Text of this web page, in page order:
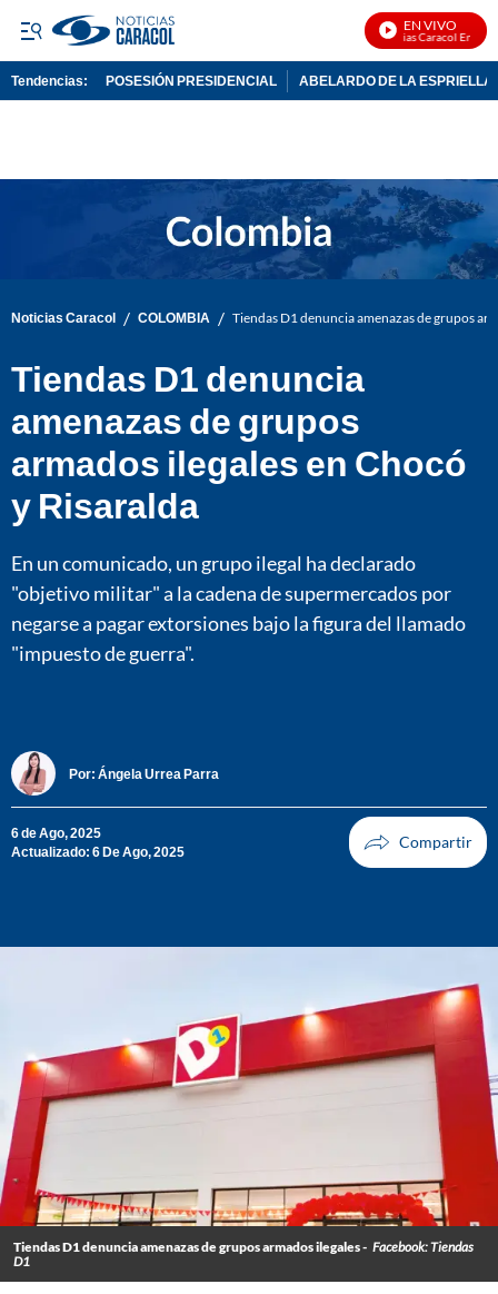
EN VIVO
Noticias Caracol En Vivo
Tendencias: POSESIÓN PRESIDENCIAL ABELARDO DE LA ESPRIELLA
Noticias Caracol / COLOMBIA / Tiendas D1 denuncia amenazas de grupos
Tiendas D1 denuncia
amenazas de grupos
armados ilegales en Chocó
y Risaralda
En un comunicado, un grupo ilegal ha declarado
"objetivo militar" a la cadena de supermercados por
negarse a pagar extorsiones bajo la figura del llamado
"impuesto de guerra".
Por: Ángela Urrea Parra
6 de Ago, 2025
Actualizado: 6 De Ago, 2025
Tiendas D1 denuncia amenazas de grupos armados ilegales - Facebook: Tiendas
D1